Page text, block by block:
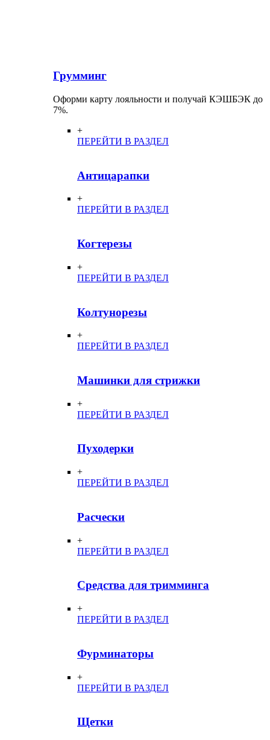
Грумминг
Оформи карту лояльности и получай КЭШБЭК до
7%.
+
ПЕРЕЙТИ В РАЗДЕЛ
Антицарапки
+
ПЕРЕЙТИ В РАЗДЕЛ
Когтерезы
+
ПЕРЕЙТИ В РАЗДЕЛ
Колтунорезы
+
ПЕРЕЙТИ В РАЗДЕЛ
Машинки для стрижки
+
ПЕРЕЙТИ В РАЗДЕЛ
Пуходерки
+
ПЕРЕЙТИ В РАЗДЕЛ
Расчески
+
ПЕРЕЙТИ В РАЗДЕЛ
Средства для тримминга
+
ПЕРЕЙТИ В РАЗДЕЛ
Фурминаторы
+
ПЕРЕЙТИ В РАЗДЕЛ
Щетки